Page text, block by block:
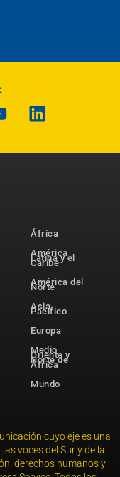
África
América
Latina y el
Caribe
América del
Norte
Asia-
Pacífico
Europa
Medio
Oriente y
Norte de
África
Mundo
cuyo eje es una
voces del Sur y de la
derechos humanos y